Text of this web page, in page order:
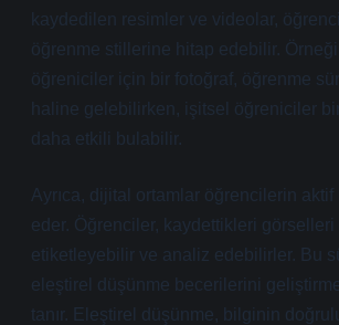
kaydedilen resimler ve videolar,
öğrenme stillerine hitap edebilir.
öğreniciler için bir fotoğraf, öğrenme
haline gelebilirken, işitsel öğreniciler bir
daha etkili bulabilir.
Ayrıca, dijital ortamlar öğrencilerin aktif
eder. Öğrenciler, kaydettikleri
etiketleyebilir ve analiz edebilirler. Bu
eleştirel düşünme becerilerini
tanır. Eleştirel düşünme, bilginin